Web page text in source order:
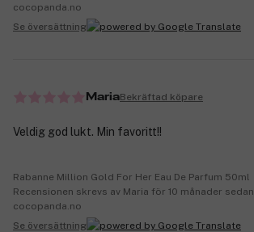
cocopanda.no
Se översättning
MariaBekräftad köpare
Veldig god lukt. Min favoritt!!
Rabanne Million Gold For Her Eau De Parfum 50ml
Recensionen skrevs av Maria för 10 månader sedan |
cocopanda.no
Se översättning